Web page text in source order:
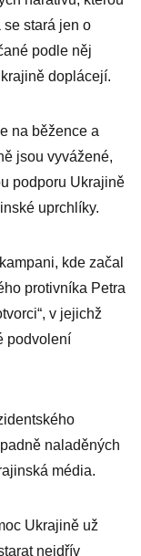
se stará jen o
podle něj
doplácejí.
na běžence a
jsou vyvážené,
podporu Ukrajině
uprchlíky.
kde začal
protivníka Petra
v jejichž
podvolení
naladěných
média.
Ukrajině už
nejdřív